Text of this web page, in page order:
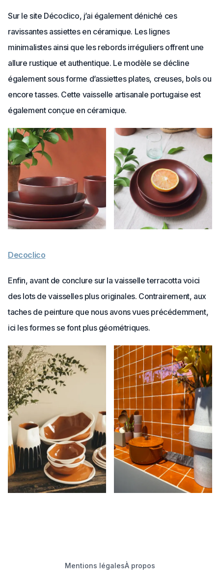
Sur le site Décoclico, j’ai également déniché ces
ravissantes assiettes en céramique. Les lignes
minimalistes ainsi que les rebords irréguliers offrent une
allure rustique et authentique. Le modèle se décline
également sous forme d’assiettes plates, creuses, bols ou
encore tasses. Cette vaisselle artisanale portugaise est
également conçue en céramique.
Decoclico
Enfin, avant de conclure sur la vaisselle terracotta voici
des lots de vaisselles plus originales. Contrairement, aux
taches de peinture que nous avons vues précédemment,
ici les formes se font plus géométriques.
Mentions légalesÀ propos